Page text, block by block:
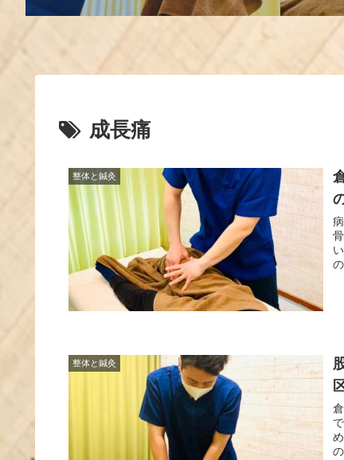
成長痛
整体と鍼灸
整体と鍼灸